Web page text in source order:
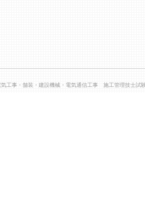
工事・舗装・建設機械・電気通信工事 施工管理技士試